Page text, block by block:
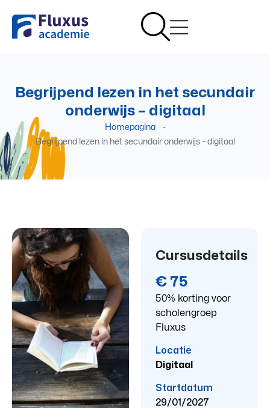
Begrijpend lezen in het secundair
onderwijs – digitaal
Homepagina
-
Begrijpend lezen in het secundair onderwijs – digitaal
Cursusdetails
€ 75
50% korting voor
scholengroep
Fluxus
Locatie
Digitaal
Startdatum
29/01/2027